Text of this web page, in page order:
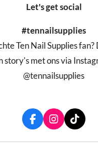
Let's get social
#tennailsupplies
Ten Nail Supplies
story's met ons via
@tennailsupplies
F
a
c
I
n
s
T
i
k